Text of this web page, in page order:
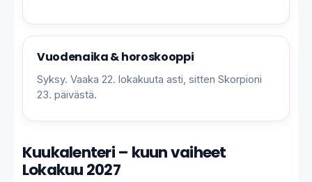
Vuodenaika & horoskooppi
Syksy. Vaaka 22. lokakuuta asti, sitten Skorpioni
23. päivästä.
Kuukalenteri – kuun vaiheet
Lokakuu 2027